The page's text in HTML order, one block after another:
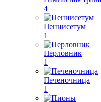
4
Пеннисетум
1
Перловник
1
Печеночница
1